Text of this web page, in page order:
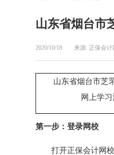
山东省烟台市
2020/10/18 来源: 正保会计
山东省烟台市芝
网上学
第一步： 登录网校
打开正保会计网